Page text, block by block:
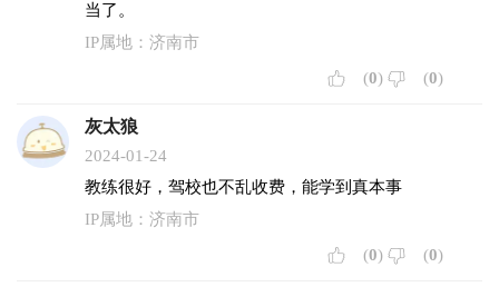
当了。
IP属地：济南市
(0) (0)
灰太狼
2024-01-24
教练很好，驾校也不乱收费，能学到真本事
IP属地：济南市
(0) (0)